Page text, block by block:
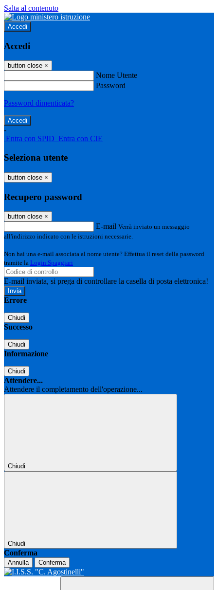
Salta al contenuto
Accedi
Accedi
button close ×
Nome Utente
Password
Password dimenticata?
-
Entra con SPID Entra con CIE
Seleziona utente
button close ×
Recupero password
button close ×
E-mail Verrà inviato un messaggio
all'indirizzo indicato con le istruzioni necessarie.
Non hai una e-mail associata al nome utente? Effettua il reset della password
tramite la Login Spaggiari
E-mail inviata, si prega di controllare la casella di posta elettronica!
Errore
Chiudi
Successo
Chiudi
Informazione
Chiudi
Attendere...
Attendere il completamento dell'operazione...
Chiudi
Chiudi
Conferma
Annulla Conferma